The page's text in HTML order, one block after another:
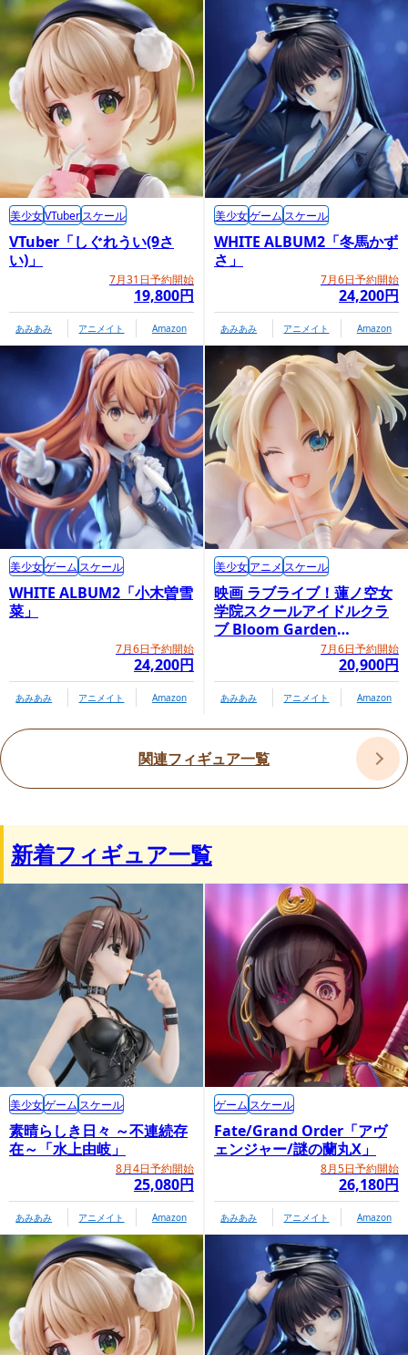
プレミアムバンダイ内商品購入ページ
VTuber「しぐれうい(9さ
い)」
7月31日予約開始
19,800円
美少女VTuberスケール
あみあみ アニメイト Amazon
WHITE ALBUM2「冬馬かず
さ」
7月6日予約開始
24,200円
美少女ゲーム スケール
あみあみ アニメイト Amazon
WHITE ALBUM2「小木曽雪
菜」
7月6日予約開始
24,200円
美少女ゲーム スケール
あみあみ アニメイト Amazon
映画 ラブライブ！蓮ノ空女
学院スクールアイドルクラ
ブ Bloom Garden
Party「大沢瑠璃乃」7月6日予約開始
20,900円
美少女アニメ スケール
あみあみ アニメイト Amazon
関連フィギュア一覧
新着フィギュア一覧
素晴らしき日々 ～不連続存
在～「水上由岐」
8月4日予約開始
25,080円
美少女ゲーム スケール
あみあみ アニメイト Amazon
Fate/Grand Order「アヴ
ェンジャー/謎の蘭丸X」
8月5日予約開始
26,180円
ゲーム スケール
あみあみ アニメイト Amazon